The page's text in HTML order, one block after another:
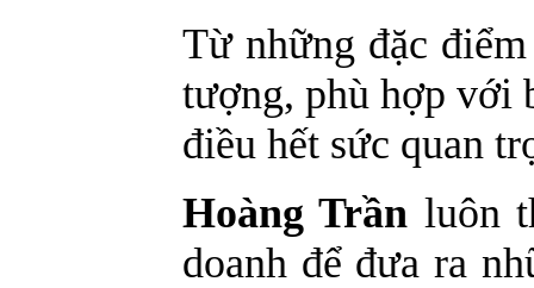
Từ những đặc
tượng, phù hợp với
điều hết sức quan
Hoàng Trần luôn
doanh để đưa ra